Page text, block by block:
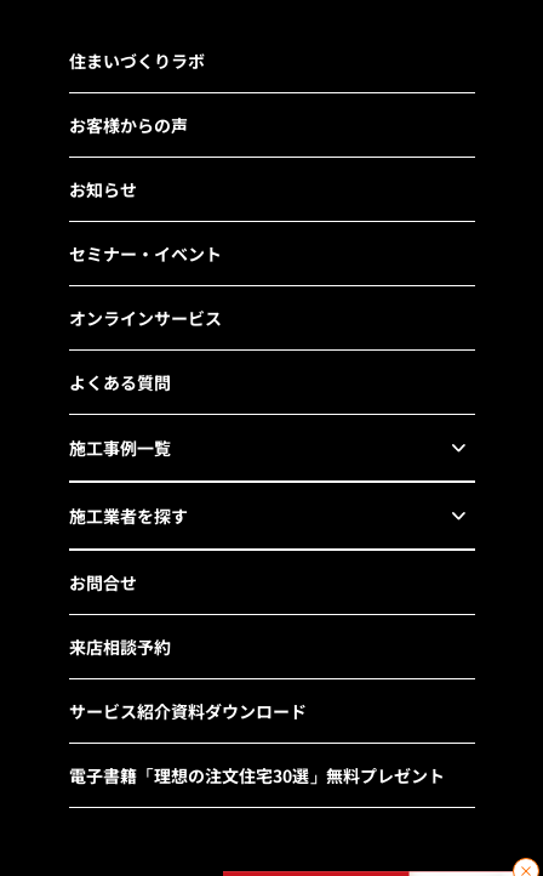
住まいづくりラボ
お客様からの声
お知らせ
セミナー・イベント
オンラインサービス
よくある質問
施工事例一覧
施工業者を探す
お問合せ
来店相談予約
サービス紹介資料ダウンロード
電子書籍「理想の注文住宅30選」無料プレゼント